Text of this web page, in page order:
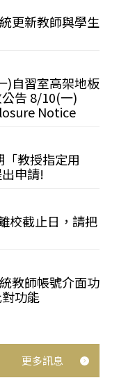
更新教師與學生
)自習室高架地板
告 8/10(一)
Notice
教授指定用
申請!
校截止日，請把
教師帳號介面功
功能
更多訊息